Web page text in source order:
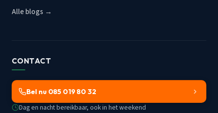
Alle blogs →
CONTACT
Bel nu 085 019 80 32
Dag en nacht bereikbaar, ook in het weekend